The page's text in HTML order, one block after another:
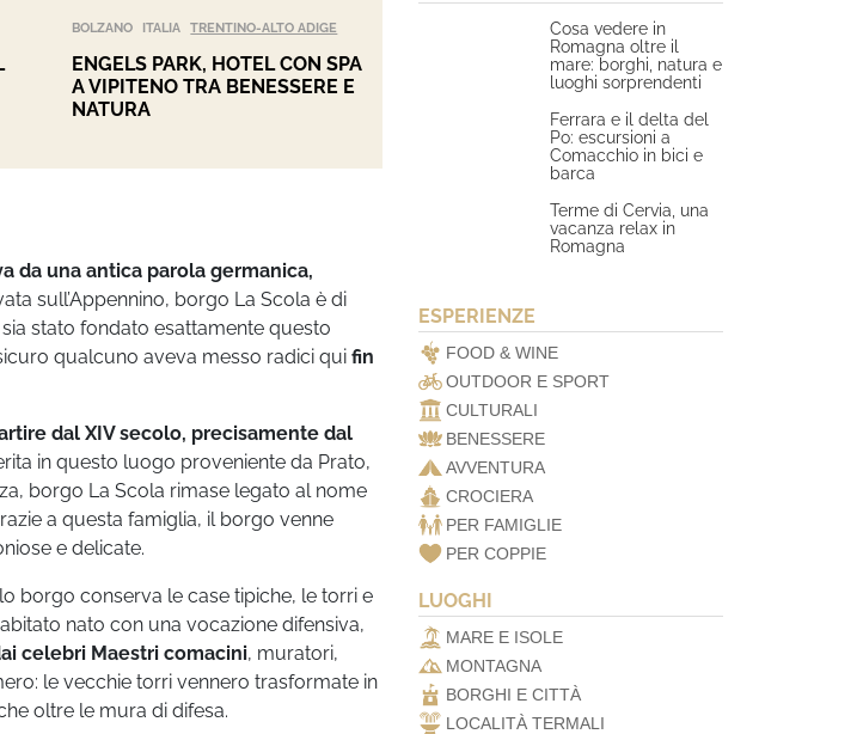
BOLZANO ITALIA TRENTINO-ALTO ADIGE
ENGELS PARK, HOTEL CON SPA
A VIPITENO TRA BENESSERE E
NATURA
da una antica parola germanica,
sull’Appennino, borgo La Scola è di
stato fondato esattamente questo
qualcuno aveva messo radici qui fin
dal XIV secolo, precisamente dal
in questo luogo proveniente da Prato,
borgo La Scola rimase legato al nome
a questa famiglia, il borgo venne
e delicate.
borgo conserva le case tipiche, le torri e
nato con una vocazione difensiva,
celebri Maestri comacini, muratori,
le vecchie torri vennero trasformate in
oltre le mura di difesa.
Cosa vedere in
Romagna oltre il
mare: borghi, natura e
luoghi sorprendenti
Ferrara e il delta del
Po: escursioni a
Comacchio in bici e
barca
Terme di Cervia, una
vacanza relax in
Romagna
ESPERIENZE
FOOD & WINE
OUTDOOR E SPORT
CULTURALI
BENESSERE
AVVENTURA
CROCIERA
PER FAMIGLIE
PER COPPIE
LUOGHI
MARE E ISOLE
MONTAGNA
BORGHI E CITTÀ
LOCALITÀ TERMALI